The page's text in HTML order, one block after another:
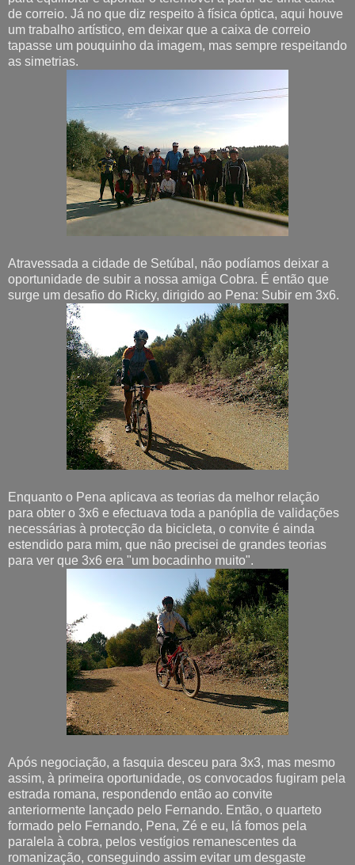
de correio. Já no que diz respeito à física óptica, aqui houve
um trabalho artístico, em deixar que a caixa de correio
tapasse um pouquinho da imagem, mas sempre respeitando
as simetrias.
Atravessada a cidade de Setúbal, não podíamos deixar a
oportunidade de subir a nossa amiga Cobra. É então que
surge um desafio do Ricky, dirigido ao Pena: Subir em 3x6.
Enquanto o Pena aplicava as teorias da melhor relação
para obter o 3x6 e efectuava toda a panóplia de validações
necessárias à protecção da bicicleta, o convite é ainda
estendido para mim, que não precisei de grandes teorias
para ver que 3x6 era "um bocadinho muito".
Após negociação, a fasquia desceu para 3x3, mas mesmo
assim, à primeira oportunidade, os convocados fugiram pela
estrada romana, respondendo então ao convite
anteriormente lançado pelo Fernando. Então, o quarteto
formado pelo Fernando, Pena, Zé e eu, lá fomos pela
paralela à cobra, pelos vestígios remanescentes da
romanização, conseguindo assim evitar um desgaste